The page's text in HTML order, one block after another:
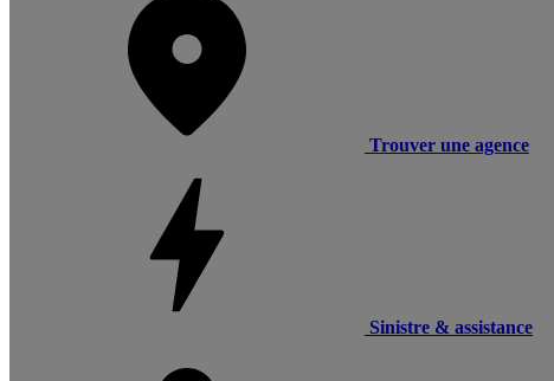
Trouver une agence
Sinistre & assistance